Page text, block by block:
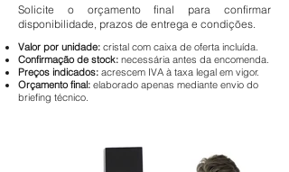
Solicite o orçamento final para confirmar
disponibilidade, prazos de entrega e condições.
​​Valor por unidade: cristal com caixa de oferta incluída.
Confirmação de stock: necessária antes da encomenda.
Preços indicados: acrescem IVA à taxa legal em vigor.
Orçamento final: elaborado apenas mediante envio do
briefing técnico.